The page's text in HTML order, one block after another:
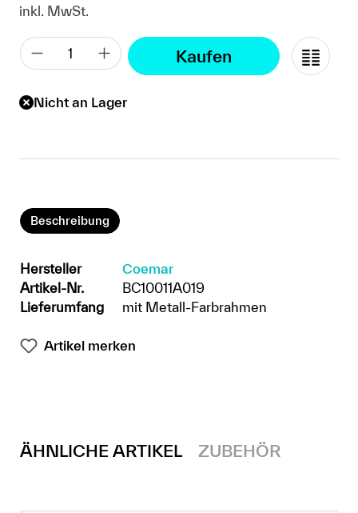
inkl. MwSt.
Kaufen
Nicht an Lager
Beschreibung
Hersteller
Coemar
Artikel-Nr.
BC10011A019
Lieferumfang
mit Metall-Farbrahmen
Artikel merken
ÄHNLICHE ARTIKEL ZUBEHÖR